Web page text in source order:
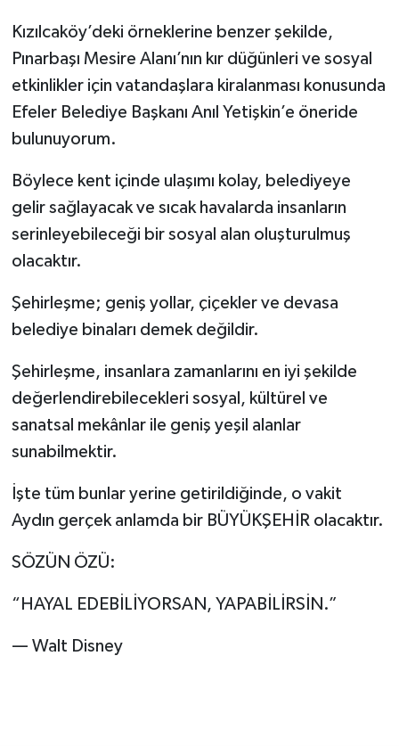
Kızılcaköy’deki örneklerine benzer şekilde,
Pınarbaşı Mesire Alanı’nın kır düğünleri ve sosyal
etkinlikler için vatandaşlara kiralanması konusunda
Efeler Belediye Başkanı Anıl Yetişkin’e öneride
bulunuyorum.
Böylece kent içinde ulaşımı kolay, belediyeye
gelir sağlayacak ve sıcak havalarda insanların
serinleyebileceği bir sosyal alan oluşturulmuş
olacaktır.
Şehirleşme; geniş yollar, çiçekler ve devasa
belediye binaları demek değildir.
Şehirleşme, insanlara zamanlarını en iyi şekilde
değerlendirebilecekleri sosyal, kültürel ve
sanatsal mekânlar ile geniş yeşil alanlar
sunabilmektir.
İşte tüm bunlar yerine getirildiğinde, o vakit
Aydın gerçek anlamda bir BÜYÜKŞEHİR olacaktır.
SÖZÜN ÖZÜ:
“HAYAL EDEBİLİYORSAN, YAPABİLİRSİN.”
— Walt Disney